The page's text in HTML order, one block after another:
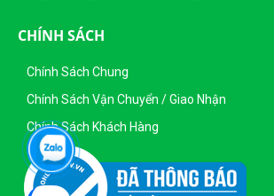
Ngày Cấp: 16/04/2015
Nơi Cấp: Sở KHĐT Thành Phố Hồ Chí Minh
Sản Phẩm Của Công Ty TNHH SX - TM CỬA
CHÍNH SÁCH
Chính Sách Chung
Chính Sách Vận Chuyển / Giao Nhận
Chính Sách Khách Hàng